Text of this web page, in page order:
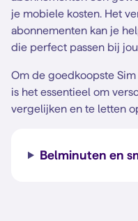
je mobiele kosten. Het
abonnementen kan je
die perfect passen bij
Om de goedkoopste
is het essentieel om
vergelijken en te letten
Belminuten en